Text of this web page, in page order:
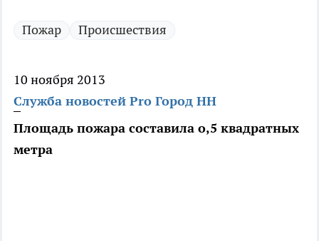
Пожар Происшествия
10 ноября 2013
Служба новостей Pro Город НН
Площадь пожара составила о,5 квадратных
метра